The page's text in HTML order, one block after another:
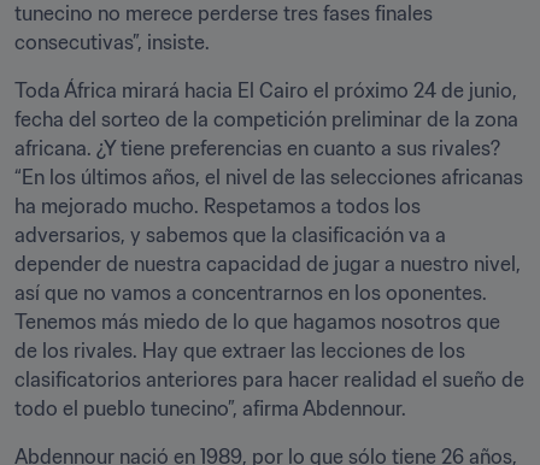
tunecino no merece perderse tres fases finales
consecutivas”, insiste.
Toda África mirará hacia El Cairo el próximo 24 de junio,
fecha del sorteo de la competición preliminar de la zona
africana. ¿Y tiene preferencias en cuanto a sus rivales?
“En los últimos años, el nivel de las selecciones africanas
ha mejorado mucho. Respetamos a todos los
adversarios, y sabemos que la clasificación va a
depender de nuestra capacidad de jugar a nuestro nivel,
así que no vamos a concentrarnos en los oponentes.
Tenemos más miedo de lo que hagamos nosotros que
de los rivales. Hay que extraer las lecciones de los
clasificatorios anteriores para hacer realidad el sueño de
todo el pueblo tunecino”, afirma Abdennour.
Abdennour nació en 1989, por lo que sólo tiene 26 años,